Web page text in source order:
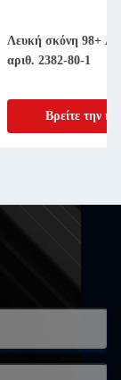
Λευκή σκόνη 98+
αριθ. 2382-80-1
Βρείτε την